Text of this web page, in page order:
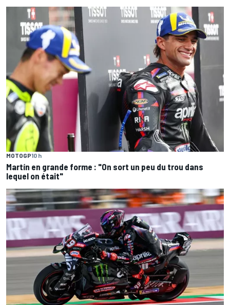
MOTOGP10 h
Martín en grande forme : "On sort un peu du trou dans
lequel on était"